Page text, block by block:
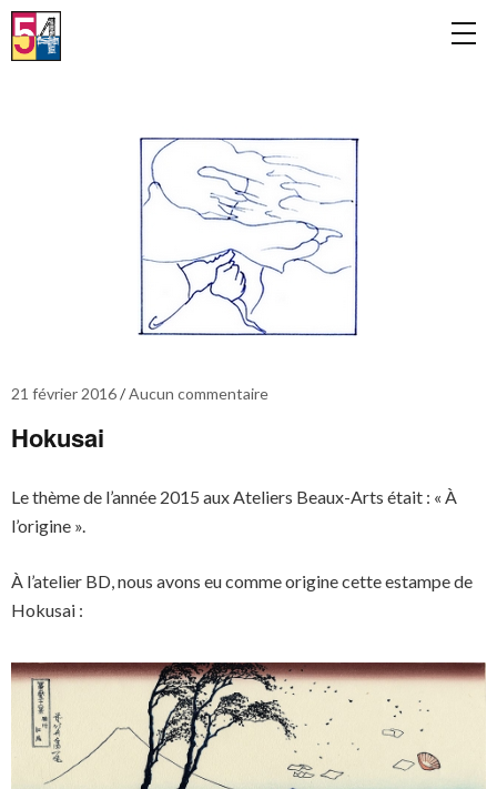
21 février 2016 Aucun commentaire
Hokusai
Le thème de l’année 2015 aux Ateliers Beaux-Arts était : « À
l’origine ».
À l’atelier BD, nous avons eu comme origine cette estampe de
Hokusai :